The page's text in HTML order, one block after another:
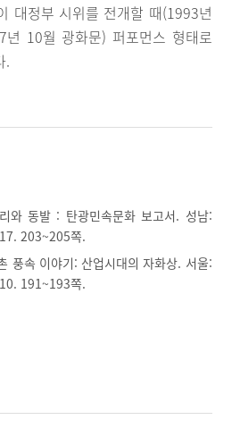
대정부 시위를 전개할 때(1993년
10월 광화문) 퍼포먼스 형태로
.
와 동발 : 탄광민속문화 보고서. 성남:
203~205쪽.
풍속 이야기: 산업시대의 자화상. 서울:
191~193쪽.